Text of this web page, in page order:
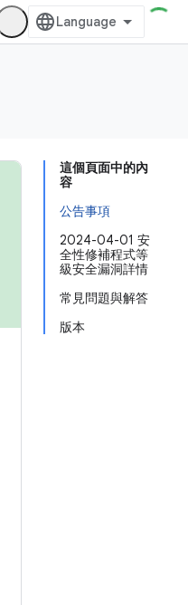
這個頁面中的內
容
公告事項
2024-04-01 安
全性修補程式等
級安全漏洞詳情
常見問題與解答
版本